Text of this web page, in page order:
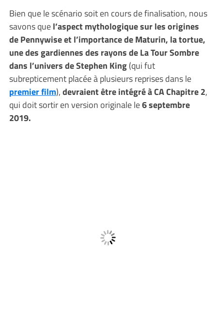
Bien que le scénario soit en cours de finalisation, nous
savons quel’aspect mythologique sur les origines
de Pennywise et l’importance de Maturin, la tortue,
une des gardiennes des rayons de La Tour Sombre
dans l’univers de Stephen King(qui fut
subrepticement placée à plusieurs reprises dans le
premier film),devraient être intégré à CA Chapitre 2,
qui doit sortir en version originale le6 septembre
2019.